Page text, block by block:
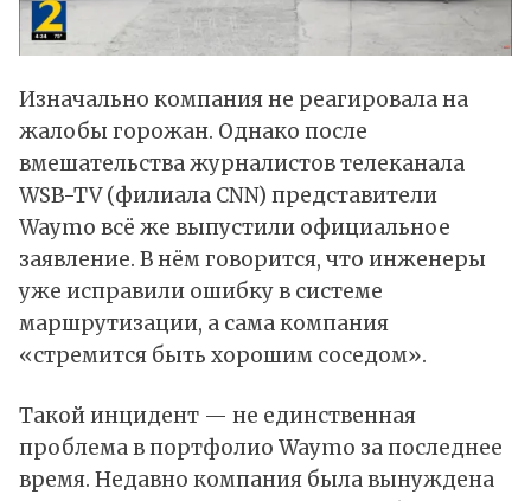
Изначально компания не реагировала на
жалобы горожан. Однако после
вмешательства журналистов телеканала
WSB-TV (филиала CNN) представители
Waymo всё же выпустили официальное
заявление. В нём говорится, что инженеры
уже исправили ошибку в системе
маршрутизации, а сама компания
«стремится быть хорошим соседом».
Такой инцидент — не единственная
проблема в портфолио Waymo за последнее
время. Недавно компания была вынуждена